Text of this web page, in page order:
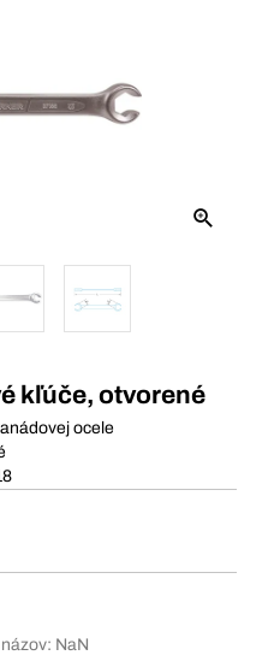
kľúče, otvorené
ocele
NaN